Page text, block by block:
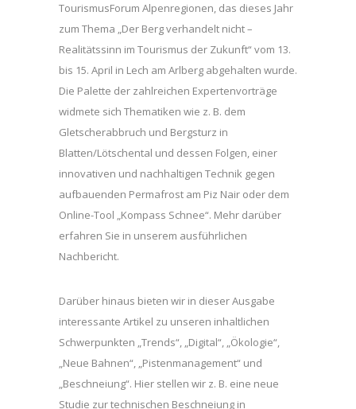
TourismusForum Alpenregionen, das dieses Jahr
zum Thema „Der Berg verhandelt nicht –
Realitätssinn im Tourismus der Zukunft“ vom 13.
bis 15. April in Lech am Arlberg abgehalten wurde.
Die Palette der zahlreichen Expertenvorträge
widmete sich Thematiken wie z. B. dem
Gletscherabbruch und Bergsturz in
Blatten/Lötschental und dessen Folgen, einer
innovativen und nachhaltigen Technik gegen
aufbauenden Permafrost am Piz Nair oder dem
Online-Tool „Kompass Schnee“. Mehr darüber
erfahren Sie in unserem ausführlichen
Nachbericht.
Darüber hinaus bieten wir in dieser Ausgabe
interessante Artikel zu unseren inhaltlichen
Schwerpunkten „Trends“, „Digital“, „Ökologie“,
„Neue Bahnen“, „Pistenmanagement“ und
„Beschneiung“. Hier stellen wir z. B. eine neue
Studie zur technischen Beschneiung in